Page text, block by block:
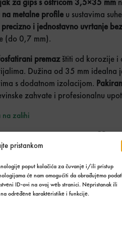
pristankom
poput kolačića za čuvanje i/ili pristup
će nam omogućiti da obrađujemo
ID-ovi na ovoj web stranici. Nepristanak ili
određene karakteristike i funkcije.
metalne profile u sustavima
i jednostavno uvrtanje
(do 0,7 mm).
premazštiti od korozije i
Dužina od 35 mm idealna
s dodatnom izolacijom.
zahvate i profesionalnu
na zalihi
zalihi
zaliha: 0 kut